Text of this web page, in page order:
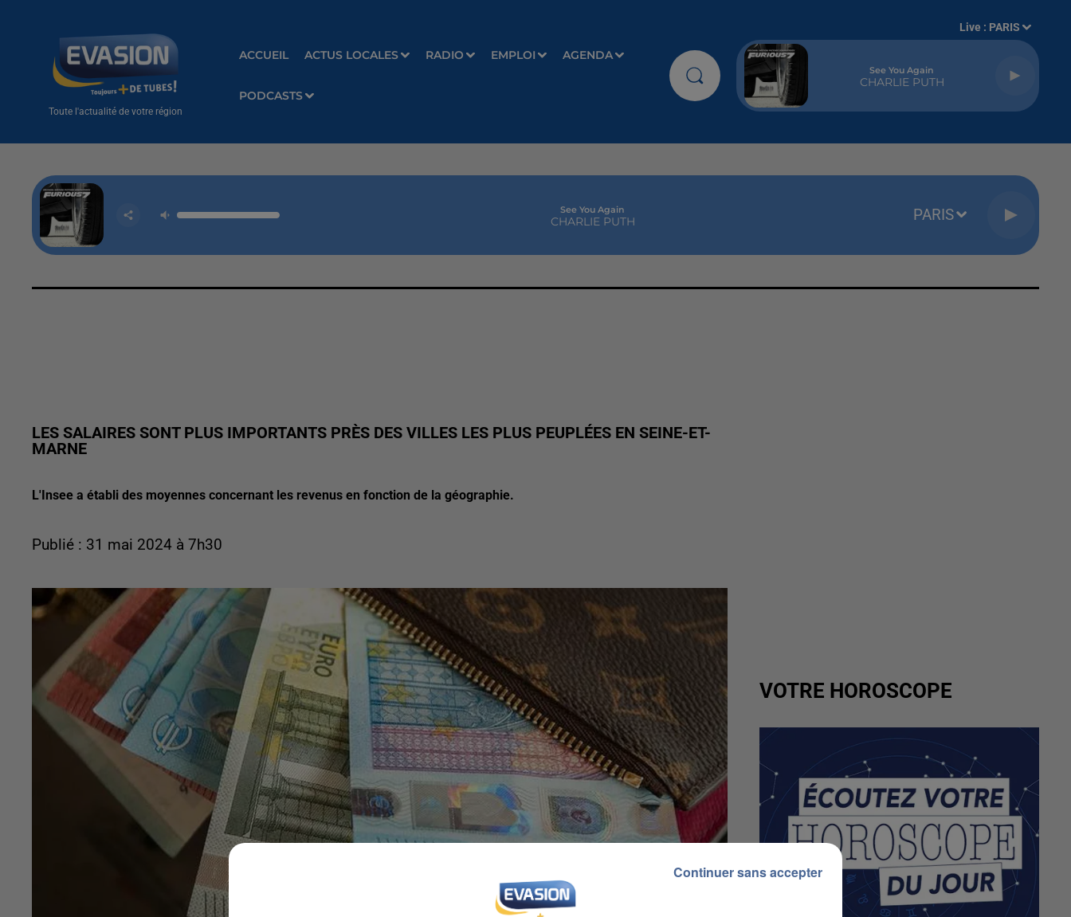
Toute l'actualité de votre région
ACCUEIL ACTUS LOCALES RADIO EMPLOI AGENDA
PODCASTS
Live : PARIS
See You Again
CHARLIE PUTH
See You Again
CHARLIE PUTH PARIS
LES SALAIRES SONT PLUS IMPORTANTS PRÈS DES VILLES LES PLUS PEUPLÉES EN SEINE-ET-
MARNE
L'Insee a établi des moyennes concernant les revenus en fonction de la géographie.
Publié : 31 mai 2024 à 7h30
VOTRE HOROSCOPE
Continuer sans accepter